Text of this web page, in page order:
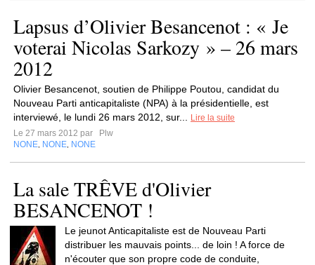
Lapsus d’Olivier Besancenot : « Je
voterai Nicolas Sarkozy » – 26 mars
2012
Olivier Besancenot, soutien de Philippe Poutou, candidat du
Nouveau Parti anticapitaliste (NPA) à la présidentielle, est
interviewé, le lundi 26 mars 2012, sur...
Lire la suite
Le 27 mars 2012 par
Plw
NONE NONE NONE
La sale TRÊVE d'Olivier
BESANCENOT !
Le jeunot Anticapitaliste est de Nouveau Parti
distribuer les mauvais points... de loin ! A force de
n'écouter que son propre code de conduite,